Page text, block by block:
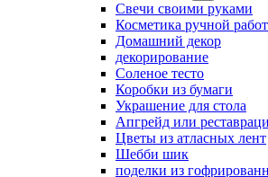
Свечи своими руками
Косметика ручной
Домашний декор
декорирование
Соленое тесто
Коробки из бумаги
Украшение для стола
Апгрейд или
Цветы из атласных лент
Шебби шик
поделки из